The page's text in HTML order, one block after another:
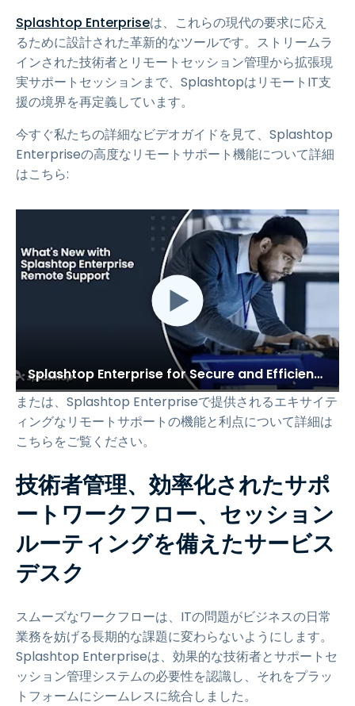
Splashtop Enterpriseは、これらの現代の要求に応え
るために設計された革新的なツールです。ストリームラ
インされた技術者とリモートセッション管理から拡張現
実サポートセッションまで、SplashtopはリモートIT支
援の境界を再定義しています。
今すぐ私たちの詳細なビデオガイドを見て、Splashtop
Enterpriseの高度なリモートサポート機能について詳細
はこちら:
Splashtop Enterprise for Secure and Efficient Remote Support
または、Splashtop Enterpriseで提供されるエキサイテ
ィングなリモートサポートの機能と利点について詳細は
こちらをご覧ください。
技術者管理、効率化されたサポ
ートワークフロー、セッション
ルーティングを備えたサービス
デスク
スムーズなワークフローは、ITの問題がビジネスの日常
業務を妨げる長期的な課題に変わらないようにします。
Splashtop Enterpriseは、効果的な技術者とサポートセ
ッション管理システムの必要性を認識し、それをプラッ
トフォームにシームレスに統合しました。